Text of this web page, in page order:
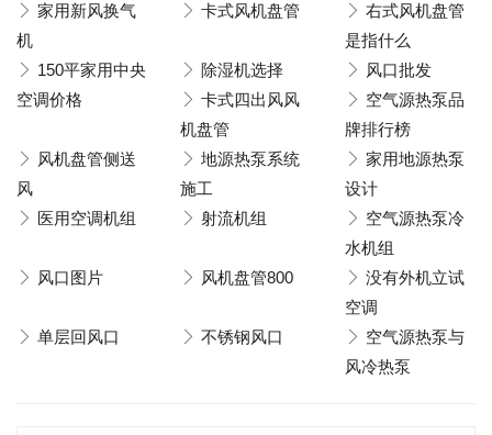
家用新风换气
机
卡式风机盘管
右式风机盘管
是指什么
150平家用中央
空调价格
除湿机选择
风口批发
卡式四出风风
机盘管
空气源热泵品
牌排行榜
风机盘管侧送
风
地源热泵系统
施工
家用地源热泵
设计
医用空调机组
射流机组
空气源热泵冷
水机组
风口图片
风机盘管800
没有外机立试
空调
单层回风口
不锈钢风口
空气源热泵与
风冷热泵